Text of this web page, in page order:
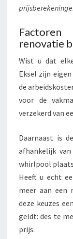
renovatie
Wist u dat
Eksel zijn
de
voor de
verzekerd van
Daarnaast is
afhankelijk
whirlpool
Heeft u echt
meer aan een
deze keuzes
geldt: des te
prijs.